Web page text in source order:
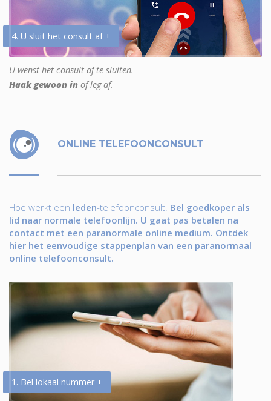
4. U sluit het consult af +
U wenst het consult af te sluiten.
Haak gewoon in of leg af.
ONLINE TELEFOONCONSULT
Hoe werkt een leden-telefoonconsult. Bel goedkoper als
lid naar normale telefoonlijn. U gaat pas betalen na
contact met een paranormale online medium. Ontdek
hier het eenvoudige stappenplan van een paranormaal
online telefoonconsult.
1. Bel lokaal nummer +